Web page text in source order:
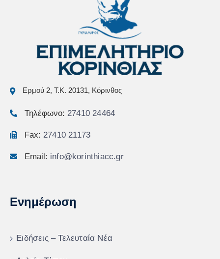
Ερμού 2, Τ.Κ. 20131, Κόρινθος
Τηλέφωνο: 27410 24464
Fax: 27410 21173
Email: info@korinthiacc.gr
Ενημέρωση
Ειδήσεις – Τελευταία Νέα